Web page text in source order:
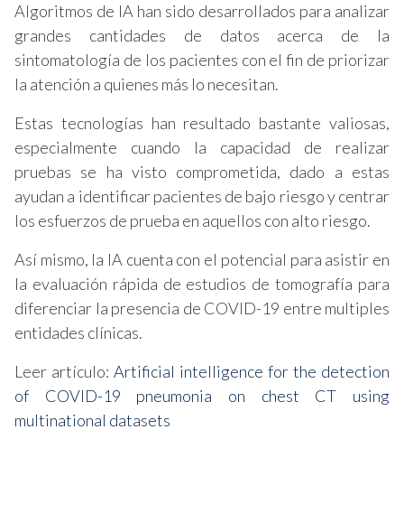
Algoritmos de IA han sido desarrollados para analizar
grandes cantidades de datos acerca de la
sintomatología de los pacientes con el fin de priorizar
la atención a quienes más lo necesitan.
Estas tecnologías han resultado bastante valiosas,
especialmente cuando la capacidad de realizar
pruebas se ha visto comprometida, dado a estas
ayudan a identificar pacientes de bajo riesgo y centrar
los esfuerzos de prueba en aquellos con alto riesgo.
Así mismo, la IA cuenta con el potencial para asistir en
la evaluación rápida de estudios de tomografía para
diferenciar la presencia de COVID-19 entre multiples
entidades clínicas.
Leer artículo: Artificial intelligence for the detection
of COVID-19 pneumonia on chest CT using
multinational datasets